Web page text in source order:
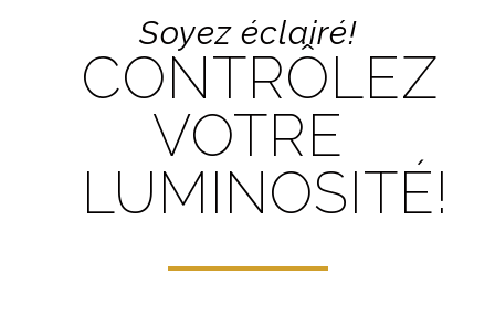
Soyez éclairé!
CONTRÔLEZ
VOTRE
LUMINOSITÉ!